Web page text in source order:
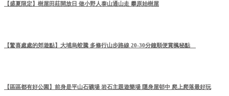
【盛夏限定】樹屋田莊開放日 做小野人泰山通山走 攀原始樹屋
【驚喜處處的郊遊點】大埔烏蛟騰 多條行山步路線 20-30分鐘順便賞楓秘點
【區區都有好公園】前身是平山石礦場 岩石主題遊樂場 隱身屋邨中 爬上爬落最好玩